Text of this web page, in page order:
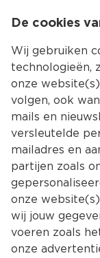
De cookies
Wij gebruiken
technologieën,
onze
volgen, ook
mails en
versleutelde
mailadres en
partijen zoals
onze
wij jouw
voeren zoals
onze